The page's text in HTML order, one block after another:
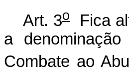
Art. 3o
Fica
a
Combate ao